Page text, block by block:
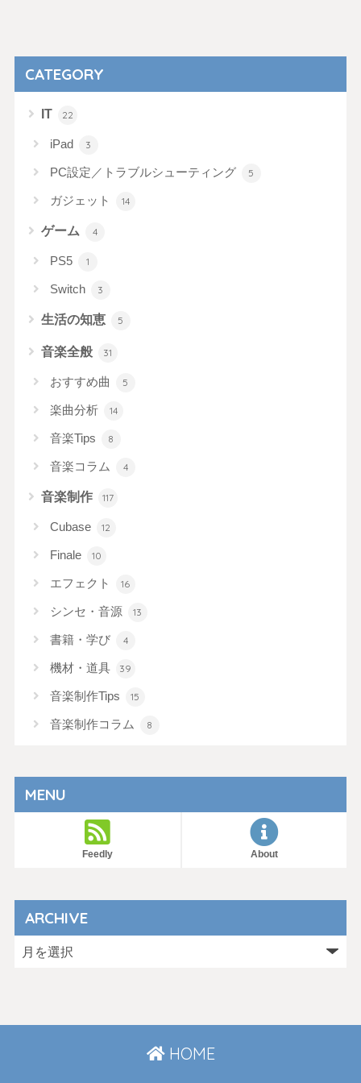
CATEGORY
IT 22
iPad 3
PC設定／トラブルシューティング 5
ガジェット 14
ゲーム 4
PS5 1
Switch 3
生活の知恵 5
音楽全般 31
おすすめ曲 5
楽曲分析 14
音楽Tips 8
音楽コラム 4
音楽制作 117
Cubase 12
Finale 10
エフェクト 16
シンセ・音源 13
書籍・学び 4
機材・道具 39
音楽制作Tips 15
音楽制作コラム 8
MENU
Feedly About
ARCHIVE
HOME